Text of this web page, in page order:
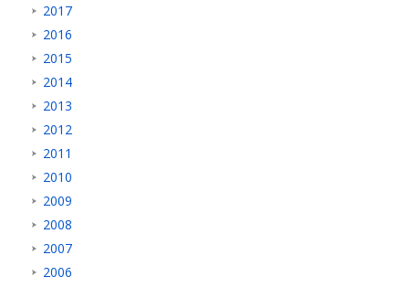
2017
2016
2015
2014
2013
2012
2011
2010
2009
2008
2007
2006